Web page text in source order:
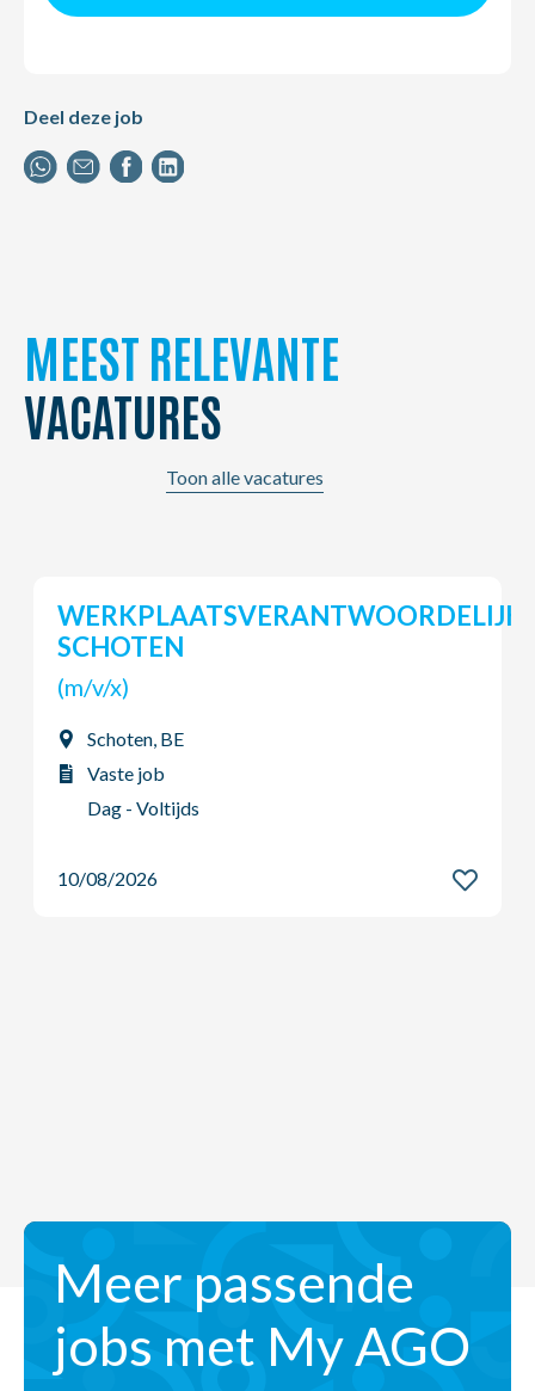
Deel deze job
MEEST RELEVANTE
VACATURES
Toon alle vacatures
Commercieel Administratief
bediende
(m/v/x)
Moeskroen, BE
Vaste job
Dag - Voltijds
10/08/2026
Meer passende
jobs met My AGO